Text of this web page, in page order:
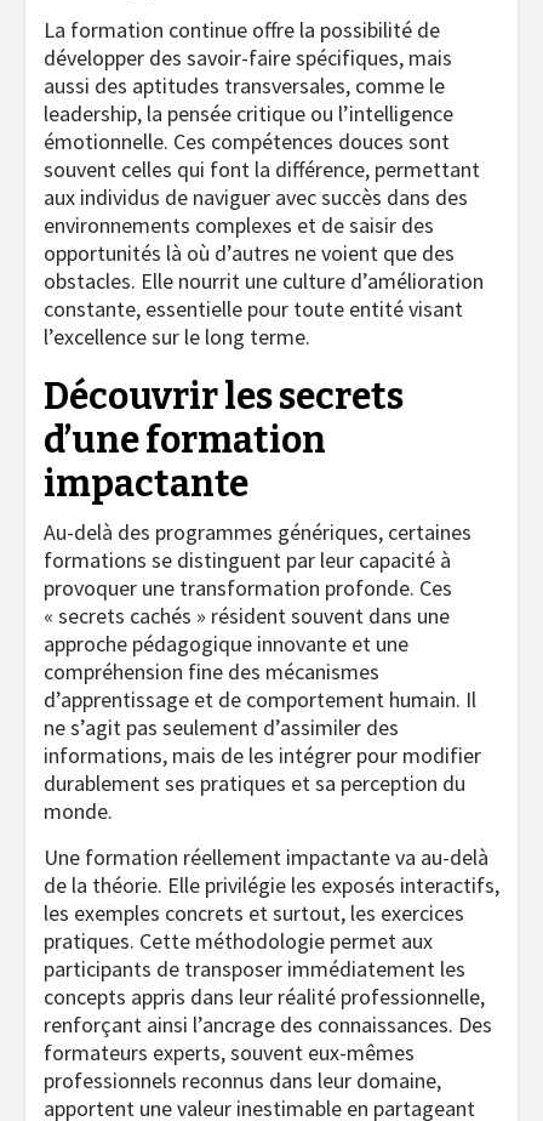
La formation continue offre la possibilité de
développer des savoir-faire spécifiques, mais
aussi des aptitudes transversales, comme le
leadership, la pensée critique ou l’intelligence
émotionnelle. Ces compétences douces sont
souvent celles qui font la différence, permettant
aux individus de naviguer avec succès dans des
environnements complexes et de saisir des
opportunités là où d’autres ne voient que des
obstacles. Elle nourrit une culture d’amélioration
constante, essentielle pour toute entité visant
l’excellence sur le long terme.
Découvrir les secrets
d’une formation
impactante
Au-delà des programmes génériques, certaines
formations se distinguent par leur capacité à
provoquer une transformation profonde. Ces
« secrets cachés » résident souvent dans une
approche pédagogique innovante et une
compréhension fine des mécanismes
d’apprentissage et de comportement humain. Il
ne s’agit pas seulement d’assimiler des
informations, mais de les intégrer pour modifier
durablement ses pratiques et sa perception du
monde.
Une formation réellement impactante va au-delà
de la théorie. Elle privilégie les exposés interactifs,
les exemples concrets et surtout, les exercices
pratiques. Cette méthodologie permet aux
participants de transposer immédiatement les
concepts appris dans leur réalité professionnelle,
renforçant ainsi l’ancrage des connaissances. Des
formateurs experts, souvent eux-mêmes
professionnels reconnus dans leur domaine,
apportent une valeur inestimable en partageant